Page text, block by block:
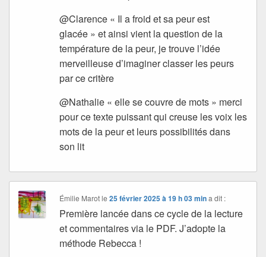
@Clarence « Il a froid et sa peur est
glacée » et ainsi vient la question de la
température de la peur, je trouve l’idée
merveilleuse d’imaginer classer les peurs
par ce critère
@Nathalie « elle se couvre de mots » merci
pour ce texte puissant qui creuse les voix les
mots de la peur et leurs possibilités dans
son lit
Émilie Marotle25 février 2025 à 19 h 03 min a dit :
Première lancée dans ce cycle de la lecture
et commentaires via le PDF. J’adopte la
méthode Rebecca !